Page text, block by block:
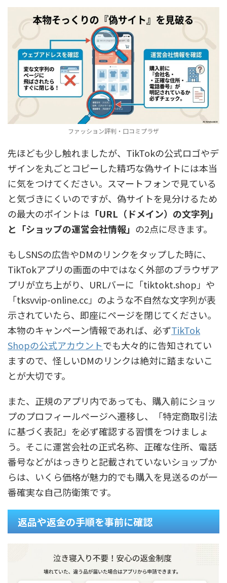
ファッション評判・口コミプラザ
先ほども少し触れましたが、TikTokの公式ロゴやデ
ザインを丸ごとコピーした精巧な偽サイトには本当
に気をつけてください。スマートフォンで見ている
と気づきにくいのですが、偽サイトを見分けるため
の最大のポイントは 「URL（ドメイン）の文字列」
と「ショップの運営会社情報」 の2点に尽きます。
もしSNSの広告やDMのリンクをタップした時に、
TikTokアプリの画面の中ではなく外部のブラウザア
プリが立ち上がり、URLバーに「tiktokt.shop」や
「tksvvip-online.cc」のような不自然な文字列が表
示されていたら、即座にページを閉じてください。
本物のキャンペーン情報であれば、必ずTikTok
Shopの公式アカウントでも大々的に告知されてい
ますので、怪しいDMのリンクは絶対に踏まないこ
とが大切です。
また、正規のアプリ内であっても、購入前にショッ
プのプロフィールページへ遷移し、「特定商取引法
に基づく表記」を必ず確認する習慣をつけましょ
う。そこに運営会社の正式名称、正確な住所、電話
番号などがはっきりと記載されていないショップか
らは、いくら価格が魅力的でも購入を見送るのが一
番確実な自己防衛策です。
返品や返金の手順を事前に確認